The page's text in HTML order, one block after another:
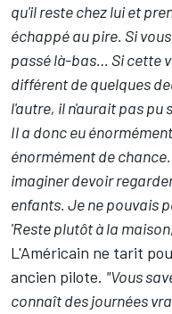
qu'il reste chez lui et
échappé au pire. Si
passé là-bas… Si cette
différent de quelques
l'autre, il n'aurait pas pu
Il a donc eu
énormément de
imaginer devoir
enfants. Je ne pouvais
'Reste plutôt à la
L'Américain ne tarit
ancien pilote. "Vous
connaît des journées